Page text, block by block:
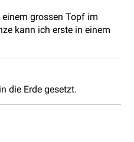
grossen Topf im
kann ich erste in einem
die Erde gesetzt.